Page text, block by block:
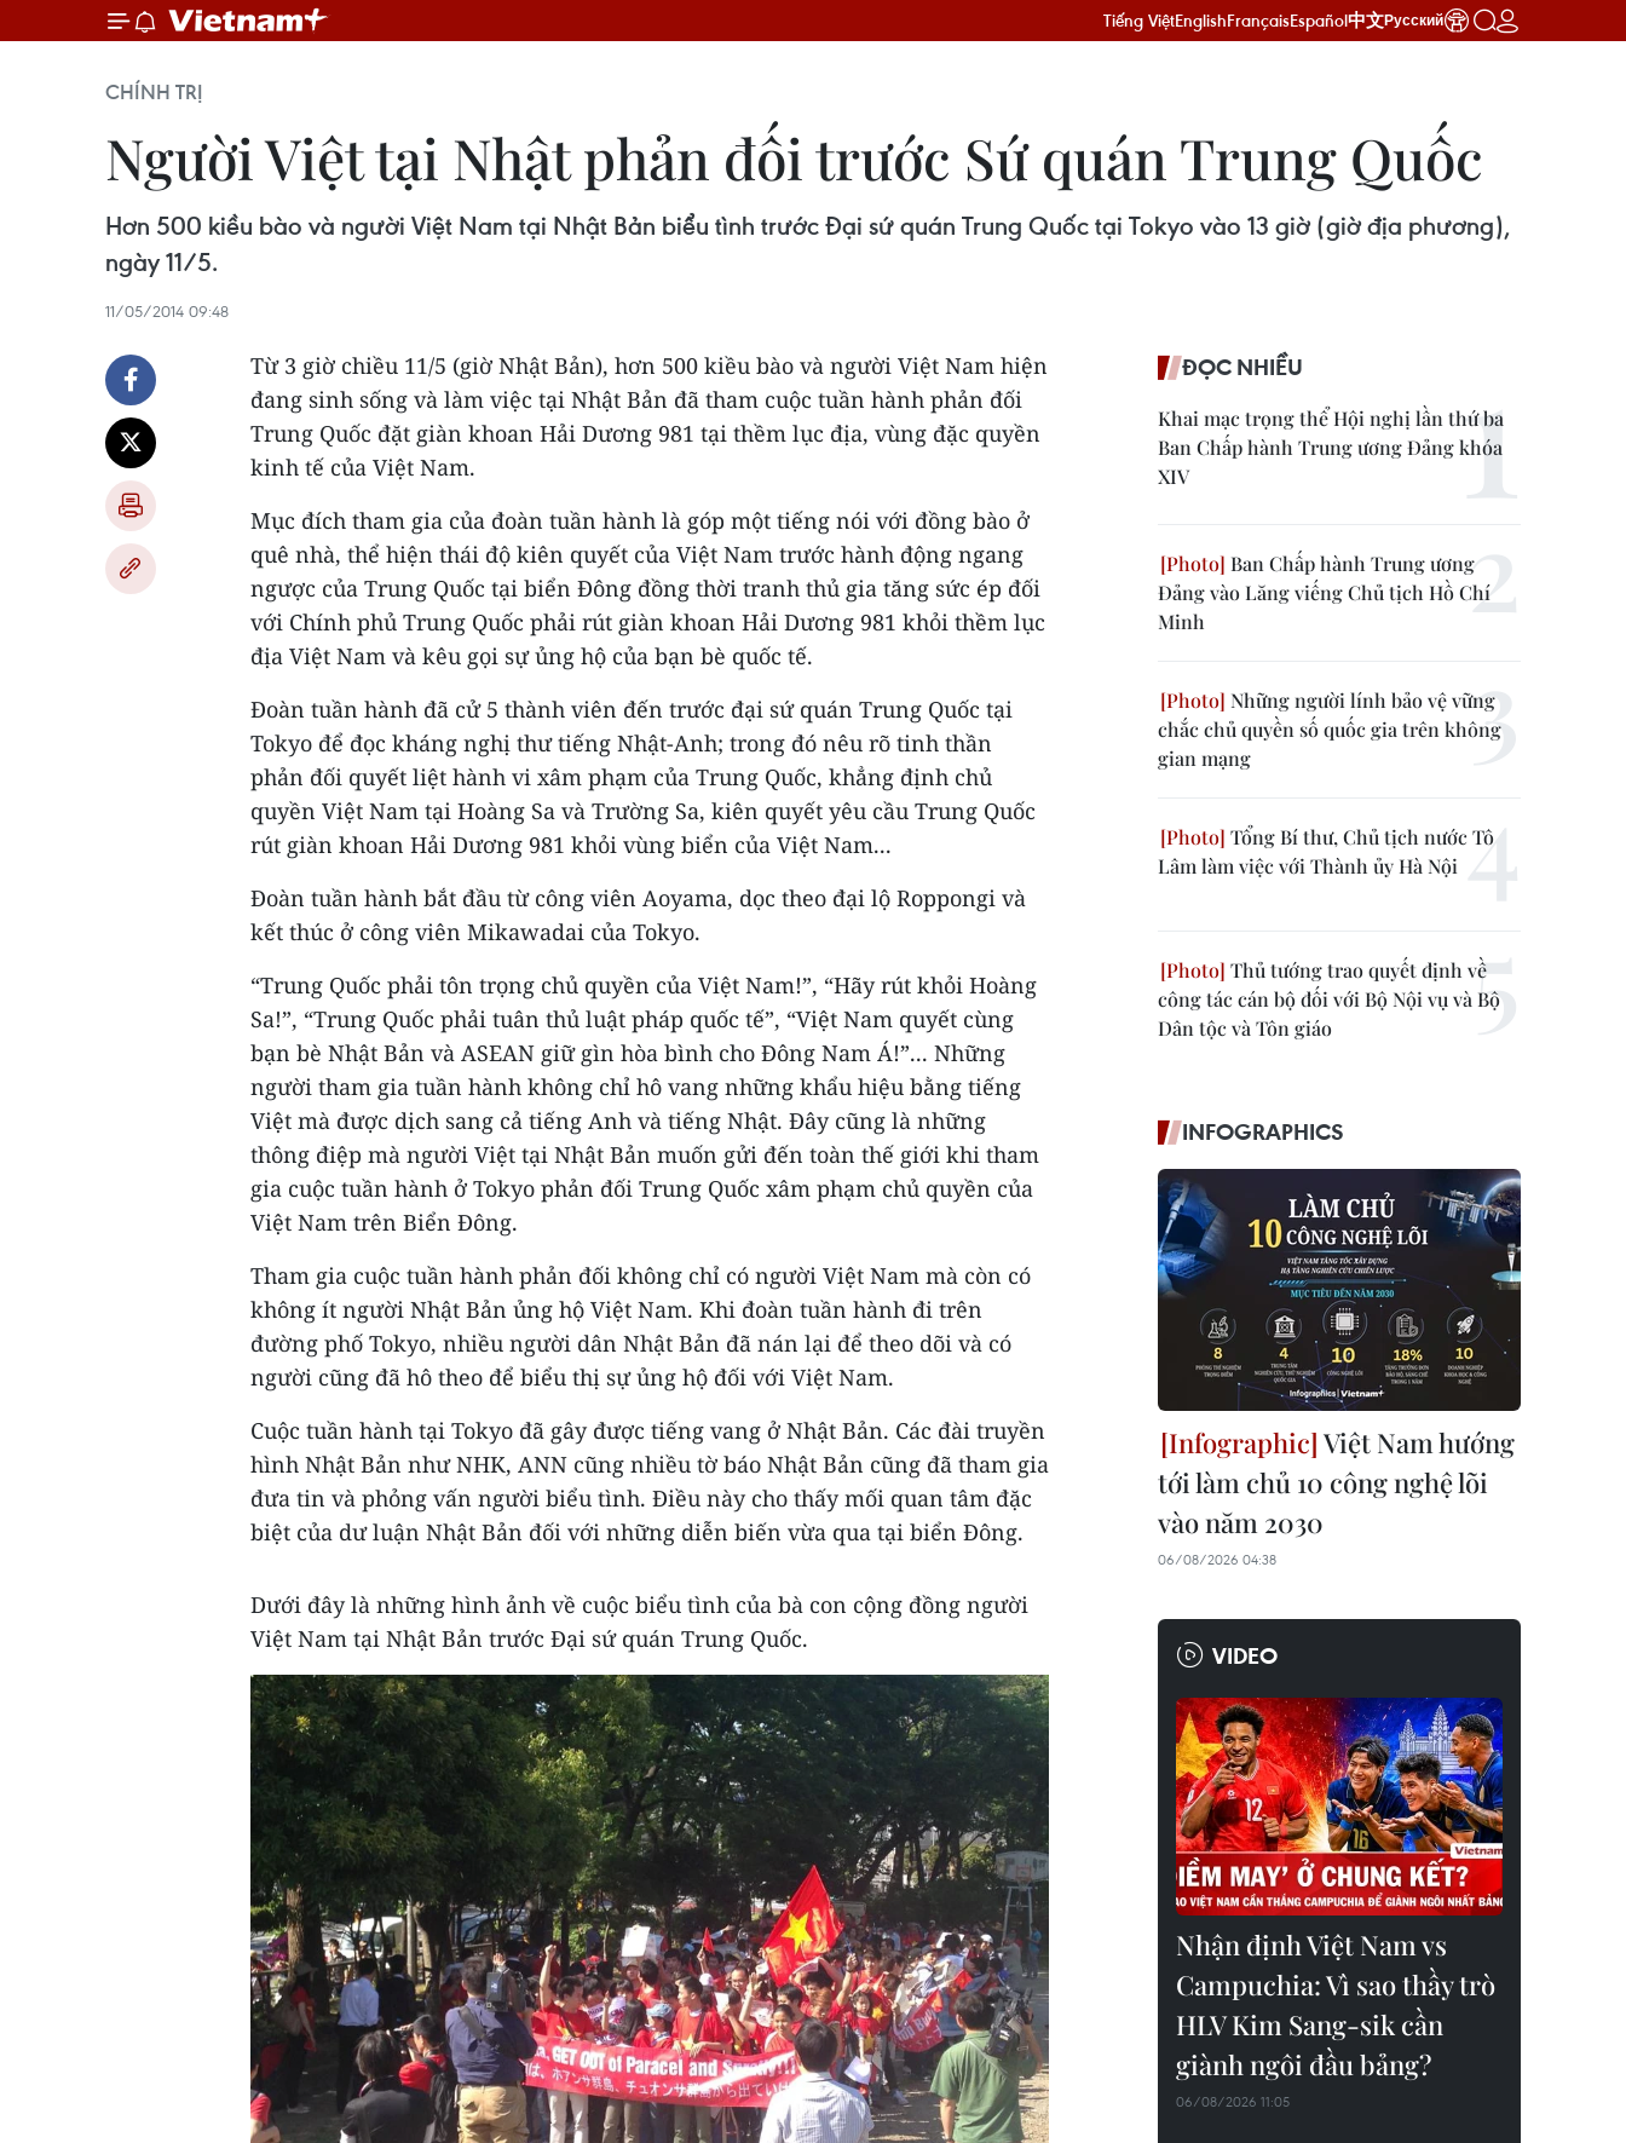
Tiếng ViệtEnglishFrançaisEspañol中文Русский
CHÍNH TRỊ
Người Việt tại Nhật phản đối trước Sứ quán Trung Quốc
Hơn 500 kiều bào và người Việt Nam tại Nhật Bản biểu tình trước Đại sứ quán Trung Quốc tại Tokyo vào 13 giờ (giờ địa phương),
ngày 11/5.
11/05/2014 09:48
Từ 3 giờ chiều 11/5 (giờ Nhật Bản), hơn 500 kiều bào và người Việt Nam hiện
đang sinh sống và làm việc tại Nhật Bản đã tham cuộc tuần hành phản đối
Trung Quốc đặt giàn khoan Hải Dương 981 tại thềm lục địa, vùng đặc quyền
kinh tế của Việt Nam.
Mục đích tham gia của đoàn tuần hành là góp một tiếng nói với đồng bào ở
quê nhà, thể hiện thái độ kiên quyết của Việt Nam trước hành động ngang
ngược của Trung Quốc tại biển Đông đồng thời tranh thủ gia tăng sức ép đối
với Chính phủ Trung Quốc phải rút giàn khoan Hải Dương 981 khỏi thềm lục
địa Việt Nam và kêu gọi sự ủng hộ của bạn bè quốc tế.
Đoàn tuần hành đã cử 5 thành viên đến trước đại sứ quán Trung Quốc tại
Tokyo để đọc kháng nghị thư tiếng Nhật-Anh; trong đó nêu rõ tinh thần
phản đối quyết liệt hành vi xâm phạm của Trung Quốc, khẳng định chủ
quyền Việt Nam tại Hoàng Sa và Trường Sa, kiên quyết yêu cầu Trung Quốc
rút giàn khoan Hải Dương 981 khỏi vùng biển của Việt Nam...
Đoàn tuần hành bắt đầu từ công viên Aoyama, dọc theo đại lộ Roppongi và
kết thúc ở công viên Mikawadai của Tokyo.
“Trung Quốc phải tôn trọng chủ quyền của Việt Nam!”, “Hãy rút khỏi Hoàng
Sa!”, “Trung Quốc phải tuân thủ luật pháp quốc tế”, “Việt Nam quyết cùng
bạn bè Nhật Bản và ASEAN giữ gìn hòa bình cho Đông Nam Á!”... Những
người tham gia tuần hành không chỉ hô vang những khẩu hiệu bằng tiếng
Việt mà được dịch sang cả tiếng Anh và tiếng Nhật. Đây cũng là những
thông điệp mà người Việt tại Nhật Bản muốn gửi đến toàn thế giới khi tham
gia cuộc tuần hành ở Tokyo phản đối Trung Quốc xâm phạm chủ quyền của
Việt Nam trên Biển Đông.
Tham gia cuộc tuần hành phản đối không chỉ có người Việt Nam mà còn có
không ít người Nhật Bản ủng hộ Việt Nam. Khi đoàn tuần hành đi trên
đường phố Tokyo, nhiều người dân Nhật Bản đã nán lại để theo dõi và có
người cũng đã hô theo để biểu thị sự ủng hộ đối với Việt Nam.
Cuộc tuần hành tại Tokyo đã gây được tiếng vang ở Nhật Bản. Các đài truyền
hình Nhật Bản như NHK, ANN cũng nhiều tờ báo Nhật Bản cũng đã tham gia
đưa tin và phỏng vấn người biểu tình. Điều này cho thấy mối quan tâm đặc
biệt của dư luận Nhật Bản đối với những diễn biến vừa qua tại biển Đông.
Dưới đây là những hình ảnh về cuộc biểu tình của bà con cộng đồng người
Việt Nam tại Nhật Bản trước Đại sứ quán Trung Quốc.
ĐỌC NHIỀU
Khai mạc trọng thể Hội nghị lần thứ ba
Ban Chấp hành Trung ương Đảng khóa
XIV
Ban Chấp hành Trung ương
Đảng vào Lăng viếng Chủ tịch Hồ Chí
Minh
Những người lính bảo vệ vững
chắc chủ quyền số quốc gia trên không
gian mạng
Tổng Bí thư, Chủ tịch nước Tô
Lâm làm việc với Thành ủy Hà Nội
Thủ tướng trao quyết định về
công tác cán bộ đối với Bộ Nội vụ và Bộ
Dân tộc và Tôn giáo
INFOGRAPHICS
Việt Nam hướng
tới làm chủ 10 công nghệ lõi
vào năm 2030
06/08/2026 04:38
VIDEO
Nhận định Việt Nam vs
Campuchia: Vì sao thầy trò
HLV Kim Sang-sik cần
giành ngôi đầu bảng?
06/08/2026 11:05